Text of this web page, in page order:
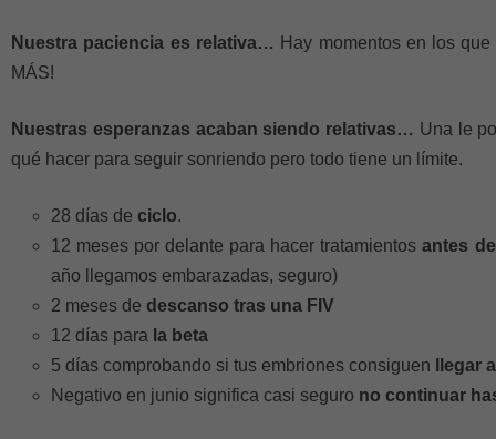
Nuestra paciencia es relativa… Hay momentos en los
MÁS!
Nuestras esperanzas acaban siendo relativas… Una le
qué hacer para seguir sonriendo pero todo tiene un límite.
28 días de ciclo.
12 meses por delante para hacer tratamientosantes
año llegamos embarazadas, seguro)
2 meses de descanso tras una FIV
12 días para la beta
5 días comprobando si tus embriones consiguen
llegar
Negativo en junio significa casi seguro no continuar